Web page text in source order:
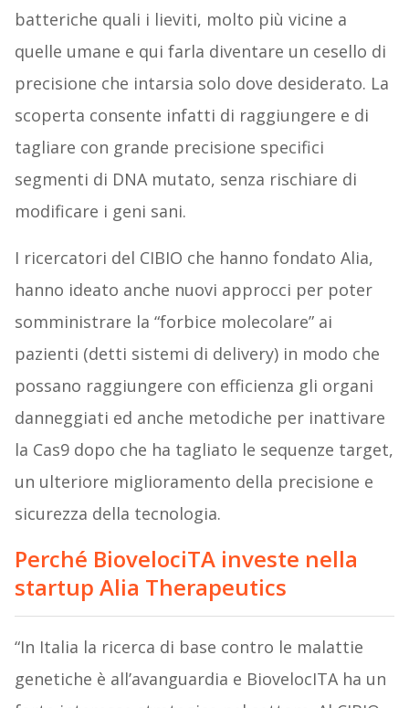
batteriche quali i lieviti, molto più vicine a
quelle umane e qui farla diventare un cesello di
precisione che intarsia solo dove desiderato. La
scoperta consente infatti di raggiungere e di
tagliare con grande precisione specifici
segmenti di DNA mutato, senza rischiare di
modificare i geni sani.
I ricercatori del CIBIO che hanno fondato Alia,
hanno ideato anche nuovi approcci per poter
somministrare la “forbice molecolare” ai
pazienti (detti sistemi di delivery) in modo che
possano raggiungere con efficienza gli organi
danneggiati ed anche metodiche per inattivare
la Cas9 dopo che ha tagliato le sequenze target,
un ulteriore miglioramento della precisione e
sicurezza della tecnologia.
Perché BiovelociTA investe nella
startup Alia Therapeutics
“In Italia la ricerca di base contro le malattie
genetiche è all’avanguardia e BiovelocITA ha un